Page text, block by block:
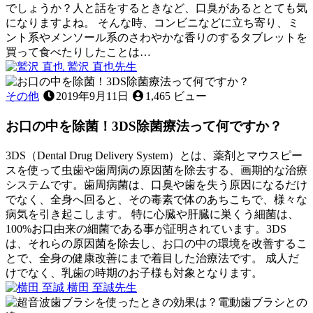
き
と
き
に
家
で
で
き
こ
は
あ
る？
～
応
急
処
置
に
つ
い
でしょうか？人と話をするときなど、口臭があるととても気
になりますよね。 そんな時、コンビニなどに立ち寄り、ミ
ント系やメンソール系のさわやかな香りのするタブレットを
買って食べたりしたことは…
鷲沢 直也先生
口
臭
年
10
27
日
ミ
ン
タ
レ
ッ
ト
は
口
臭
に
は
効
か
な
その他 2019年9月11日 1,465 ビュー
お口の中を除菌！3DS除菌療法って何ですか？
3DS（Dental Drug Delivery System）とは、薬剤とマウスピー
スを使って虫歯や歯周病の原因菌を除去する、画期的な治療
システムです。歯周病菌は、口臭や歯を失う原因になるだけ
でなく、全身へ回ると、その毒素で体のあちこちで、様々な
病気を引き起こします。 特に心臓や肝臓に巣くう細菌は、
100%お口由来の細菌である事が証明されています。3DS
は、それらの原因菌を除去し、お口の中の環境を改善するこ
とで、全身の健康改善にまで着目した治療法です。 成人だ
けでなく、乳歯の時期のお子様も対象となります。
横田 至誠先生
年
お